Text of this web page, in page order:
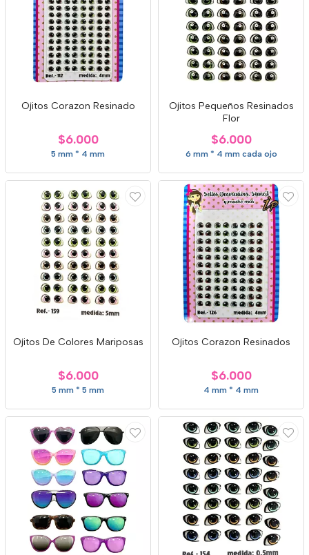
Ojitos Corazon Resinado
$6.000
5 mm * 4 mm
Ojitos Pequeños Resinados
Flor
$6.000
6 mm * 4 mm cada ojo
Ojitos De Colores Mariposas
$6.000
5 mm * 5 mm
Ojitos Corazon Resinados
$6.000
4 mm * 4 mm